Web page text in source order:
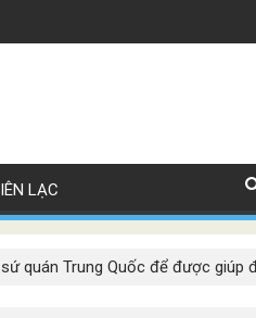
LẠC
quán Trung Quốc để được giúp